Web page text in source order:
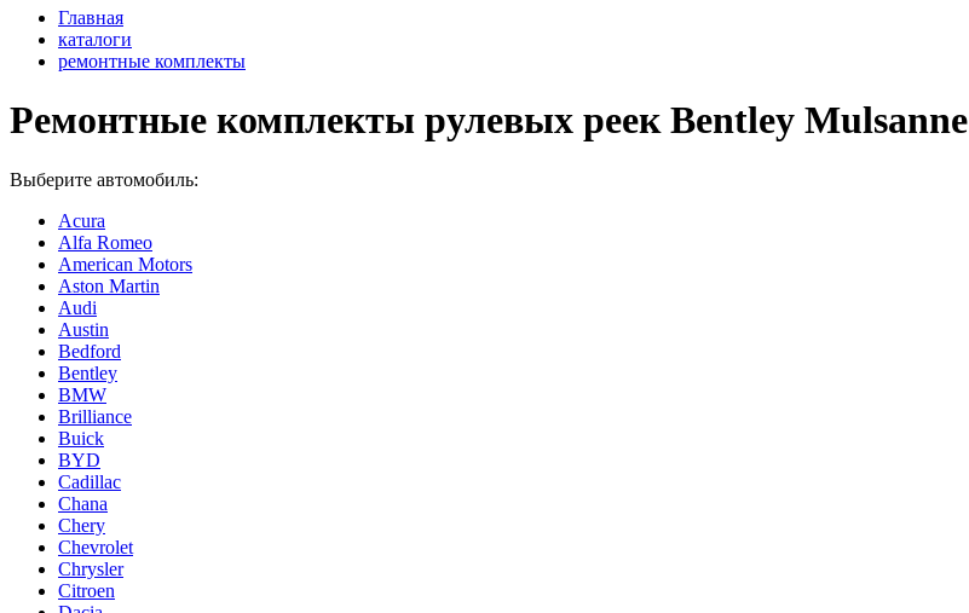
Главная
каталоги
ремонтные комплекты
Ремонтные комплекты рулевых реек Bentley Mulsanne
Выберите автомобиль:
Acura
Alfa Romeo
American Motors
Aston Martin
Audi
Austin
Bedford
Bentley
BMW
Brilliance
Buick
BYD
Cadillac
Chana
Chery
Chevrolet
Chrysler
Citroen